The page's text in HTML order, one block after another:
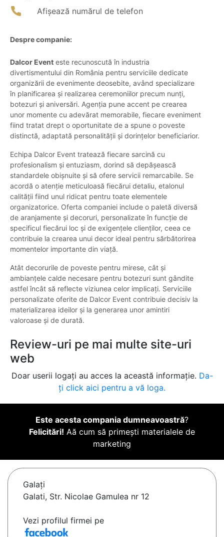
Afișează numărul de telefon
Despre companie:
Dalcor Event este recunoscută în industria
divertismentului din România pentru serviciile dedicate
organizării de evenimente deosebite, având specializare
în planificarea și realizarea ceremoniilor precum nunți,
botezuri și aniversări. Agenția pune accent pe crearea
unor momente cu adevărat memorabile, fiecare eveniment
fiind tratat drept o oportunitate de a spune o poveste
distinctă, adaptată personalității și dorințelor beneficiarior.
Echipa Dalcor Event tratează fiecare sarcină cu
profesionalism și entuziasm, dorind să depășească
standardele obișnuite și să ofere servicii remarcabile. Se
acordă o atenție meticuloasă fiecărui detaliu, etalonul
calității fiind unul ridicat pentru toate elementele
organizatorice. Oferta companiei include o paletă diversă
de aranjamente și decoruri, personalizate în funcție de
specificul fiecărui loc și de exigențele clienților, ceea ce
contribuie la crearea unui decor ideal pentru sărbătorirea
momentelor importante din viață.
Atât decorurile de poveste pentru mirese, cât și
ambianțele calde necesare pentru botezuri sunt gândite
astfel încât să reflecte viziunea celor implicați. Serviciile
personalizate oferite de Dalcor Event contribuie decisiv la
materializarea ideilor și la generarea unor amintiri
valoroase și de durată.
Review-uri pe mai multe site-uri
web
Doar userii logați au acces la această informație. Da-
ți click aici pentru a vă loga.
Este acesta compania dumneavoastră?
Felicitări! Aă cum să primești materialele de
marketing
Galaţi
Galati, Str. Nicolae Gamulea nr 12
Vezi profilul firmei pe